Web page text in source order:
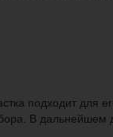
подходит для
В